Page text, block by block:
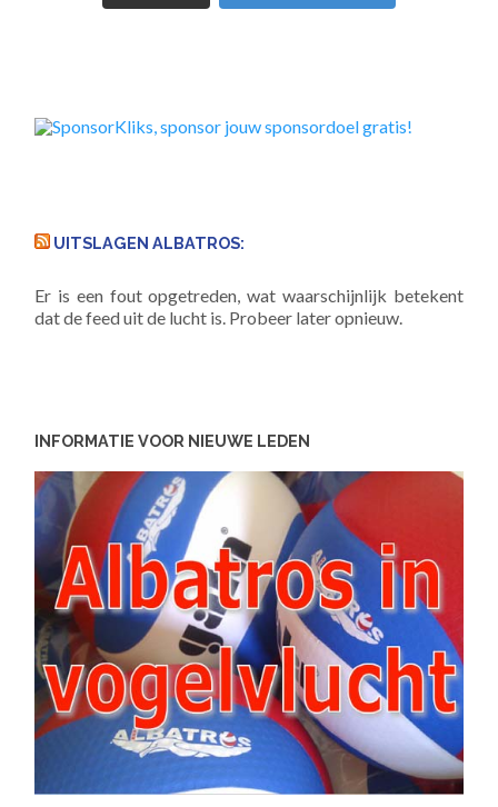
UITSLAGEN ALBATROS:
Er is een fout opgetreden, wat waarschijnlijk betekent
dat de feed uit de lucht is. Probeer later opnieuw.
INFORMATIE VOOR NIEUWE LEDEN